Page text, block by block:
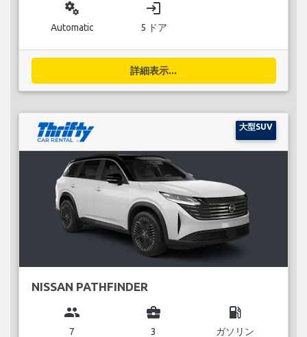
miscellaneous_services
Automatic
login
5 ドア
詳細表示...
大型SUV
NISSAN PATHFINDER
group
7
business_center
3
local_gas_station
ガソリン